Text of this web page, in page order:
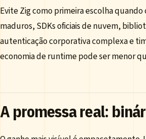
Evite Zig como primeira escolha
maduros, SDKs oficiais de nuvem,
autenticação corporativa complexa e
economia de runtime pode ser menor
A promessa real: